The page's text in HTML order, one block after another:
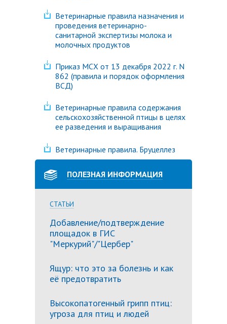
Ветеринарные правила назначения и
проведения ветеринарно-
санитарной экспертизы молока и
молочных продуктов
Приказ МСХ от 13 декабря 2022 г. N
862 (правила и порядок оформления
ВСД)
Ветеринарные правила содержания
сельскохозяйственной птицы в целях
ее разведения и выращивания
Ветеринарные правила. Бруцеллез
ПОЛЕЗНАЯ ИНФОРМАЦИЯ
СТАТЬИ
Добавление/подтверждение
площадок в ГИС
"Меркурий"/"Цербер"
Ящур: что это за болезнь и как
её предотвратить
Высокопатогенный грипп птиц:
угроза для птиц и людей